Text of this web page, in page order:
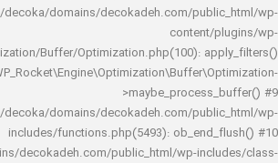
/home/decoka/domains/decokadeh.com/
Optimization/Buffer/Optimization.php(100):
/home/decoka/domains/decokadeh.com/
includes/functions.php(5493):
domains/decokadeh.com/public_html/wp-